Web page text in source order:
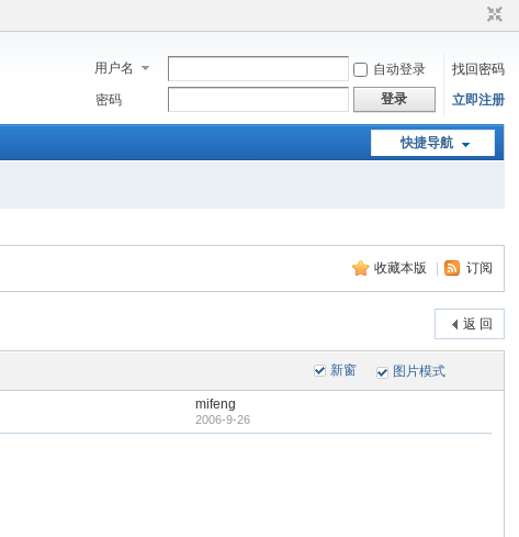
用户名 自动登录
找回密码
密码
登录 立即注册
快捷导航
收藏本版 订阅
返 回
新窗 图片模式
mifeng
2006-9-26